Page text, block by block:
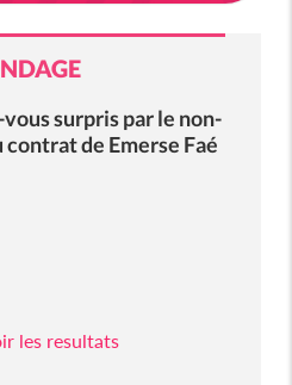
surpris par le non-
de Emerse Faé
les resultats